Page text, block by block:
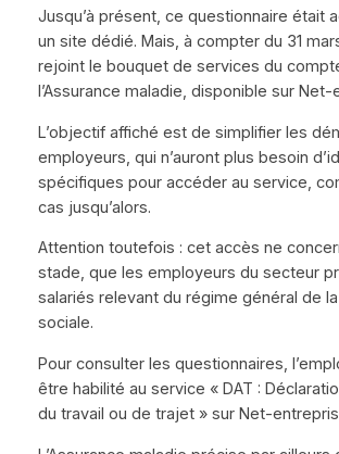
Jusqu’à présent, ce questionnaire était
un site dédié. Mais, à compter du 31
rejoint le bouquet de services du
l’Assurance maladie, disponible sur
L’objectif affiché est de simplifier les
employeurs, qui n’auront plus besoin
spécifiques pour accéder au service,
cas jusqu’alors.
Attention toutefois : cet accès ne
stade, que les employeurs du secteur
salariés relevant du régime général de
sociale.
Pour consulter les questionnaires,
être habilité au service « DAT :
du travail ou de trajet » sur Net-